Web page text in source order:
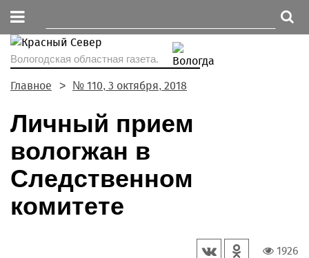
Вологодская областная газета.
Главное № 110, 3 октября, 2018
Личный прием
вологжан в
Следственном
комитете
1926